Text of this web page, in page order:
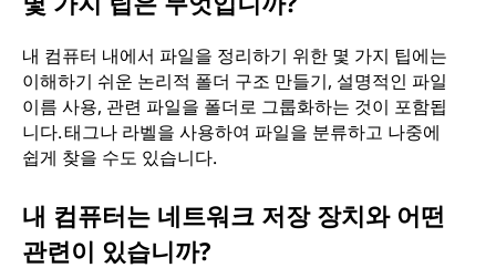
내 컴퓨터 내에서 파일을 정리하기 위한 몇 가지 팁에는
이해하기 쉬운 논리적 폴더 구조 만들기, 설명적인 파일
이름 사용, 관련 파일을 폴더로 그룹화하는 것이 포함됩
니다. 태그나 라벨을 사용하여 파일을 분류하고 나중에
쉽게 찾을 수도 있습니다.
내 컴퓨터는 네트워크 저장 장치와 어떤
관련이 있습니까?